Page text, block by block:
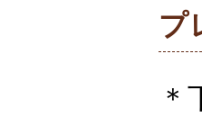
プ
＊